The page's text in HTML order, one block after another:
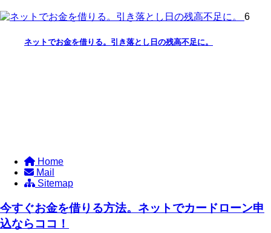
6
ネットでお金を借りる。引き落とし日の残高不足に。
Home
Mail
Sitemap
今すぐお金を借りる方法。ネットでカードローン申
込ならココ！